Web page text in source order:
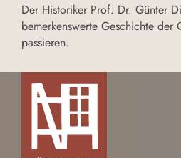
Der Historiker Prof. Dr. Günter
bemerkenswerte Geschichte der
passieren.